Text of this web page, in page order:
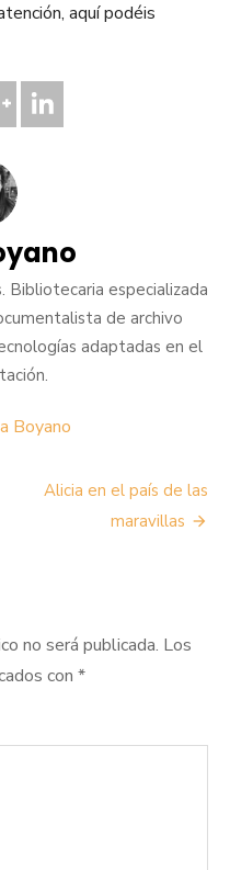
aquí podéis
Bibliotecaria especializada
de archivo
adaptadas en el
Boyano
Alicia en el país de las
maravillas
no será publicada. Los
con *